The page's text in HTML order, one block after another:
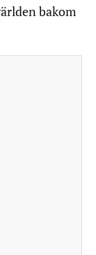
bakom